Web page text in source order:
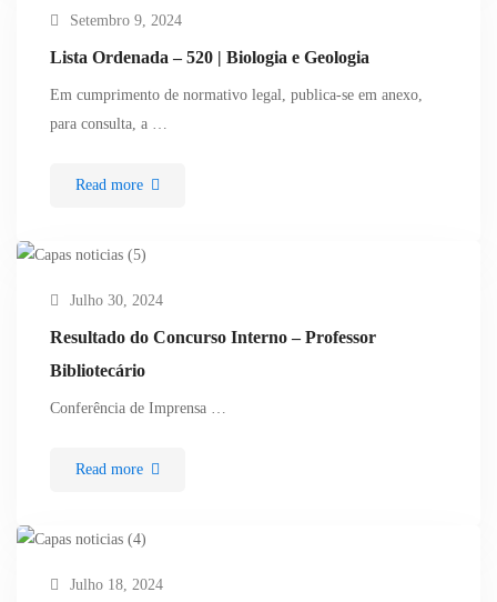
Setembro 9, 2024
Lista Ordenada – 520 | Biologia e Geologia
Em cumprimento de normativo legal, publica-se em anexo,
para consulta, a …
Read more
Julho 30, 2024
Resultado do Concurso Interno – Professor
Bibliotecário
Conferência de Imprensa …
Read more
Julho 18, 2024